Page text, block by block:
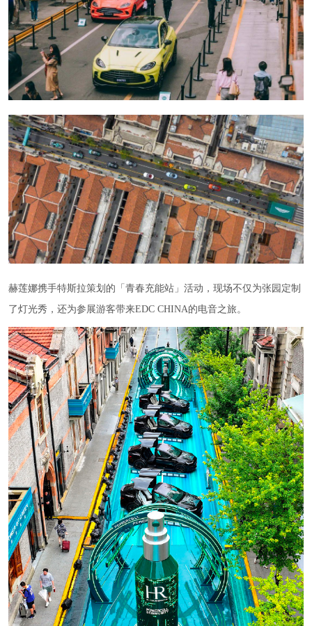
赫莲娜携手特斯拉策划的「青春充能站」活动，现场不仅为张园定制
了灯光秀，还为参展游客带来EDC CHINA的电音之旅。